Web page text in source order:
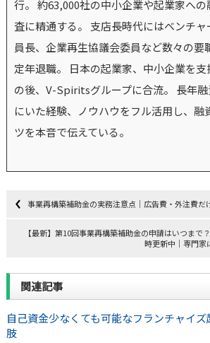
行。 約63,000社の中小企業や起業家へ
査に精通する。 支店長時代にはベンチ
員長、企業再生協議会委員など数々の要
定年退職。 日本の起業家、中小企業を
の後、V-Spiritsグループに合流。 長年
にいた経験、ノウハウをフル活用し、融
ツを本音で伝えている。
事業再構築補助金の実務注意点｜広告費・外注費だ
【最新】第10回事業再構築補助金の申請はいつま
時更新中｜専門家
関連記事
自己資金少なくても可能なフランチャイ
肢